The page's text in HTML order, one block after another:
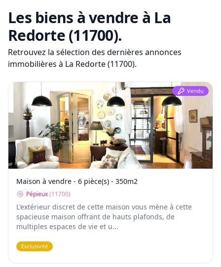
Les biens à vendre à La
Redorte (11700).
Retrouvez la sélection des dernières annonces
immobilières à La Redorte (11700).
Vendu
Maison à vendre - 6 pièce(s) - 350m2
Pépieux(11700)
L'extérieur discret de cette maison vous mène à cette
spacieuse maison offrant de hauts plafonds, de
multiples espaces de vie et u...
Exclusivité